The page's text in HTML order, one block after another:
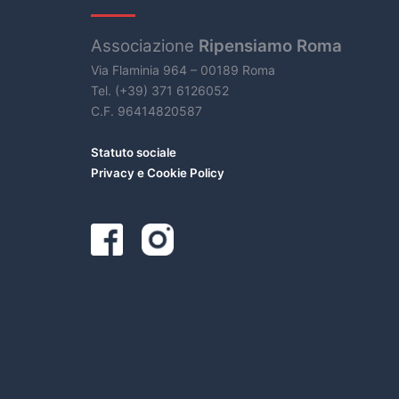
Associazione Ripensiamo Roma
Via Flaminia 964 – 00189 Roma
Tel. (+39) 371 6126052
C.F. 96414820587
Statuto sociale
Privacy e Cookie Policy